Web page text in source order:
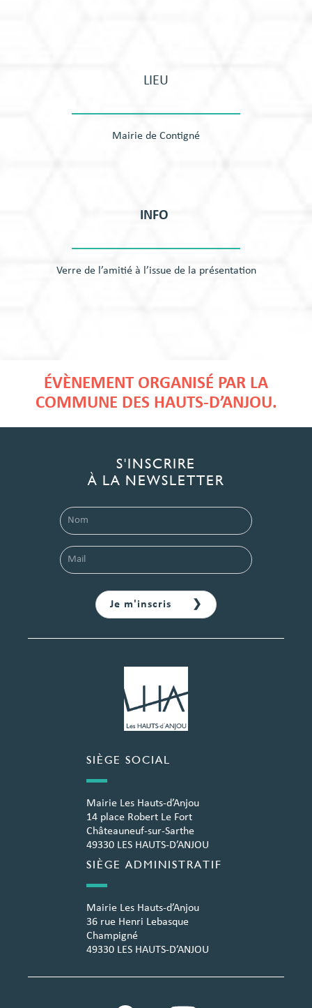
LIEU
Mairie de Contigné
INFO
Verre de l’amitié à l’issue de la présentation
ÉVÈNEMENT ORGANISÉ PAR LA
COMMUNE DES HAUTS-D’ANJOU.
S'INSCRIRE
À LA NEWSLETTER
SIÈGE SOCIAL
Mairie Les Hauts-d’Anjou
14 place Robert Le Fort
Châteauneuf-sur-Sarthe
49330 LES HAUTS-D’ANJOU
SIÈGE ADMINISTRATIF
Mairie Les Hauts-d’Anjou
36 rue Henri Lebasque
Champigné
49330 LES HAUTS-D’ANJOU